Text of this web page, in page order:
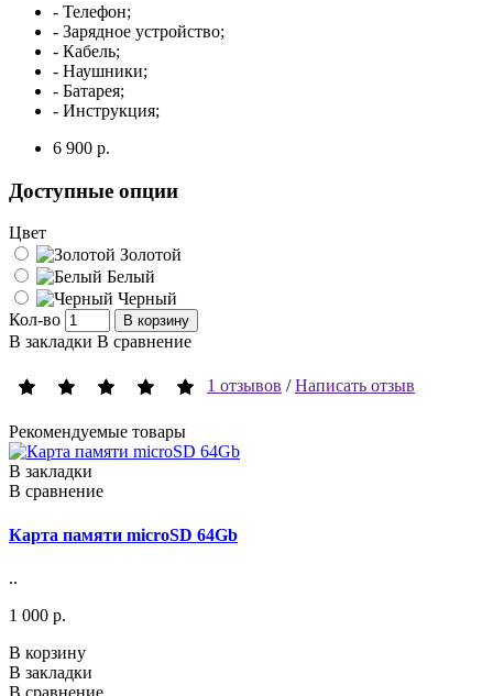
- Телефон;
- Зарядное устройство;
- Кабель;
- Наушники;
- Батарея;
- Инструкция;
6 900 р.
Доступные опции
Цвет
Золотой
Белый
Черный
Кол-во
В корзину
В закладки В сравнение
1 отзывов /Написать отзыв
Рекомендуемые товары
В закладки
В сравнение
Карта памяти microSD 64Gb
..
1 000 р.
В корзину
В закладки
В сравнение